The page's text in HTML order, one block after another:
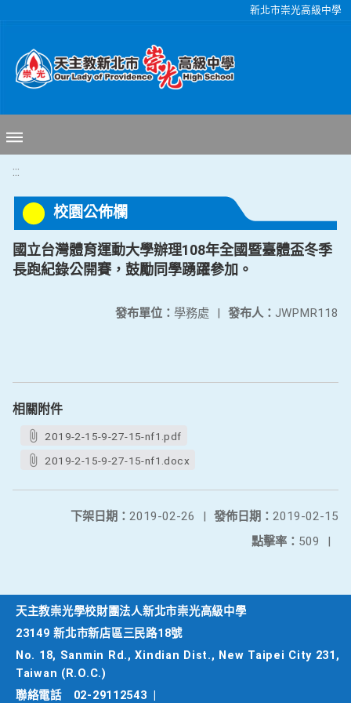
新北市崇光高級中學
:::
校園公佈欄
國立台灣體育運動大學辦理108年全國暨臺體盃冬季
長跑紀錄公開賽，鼓勵同學踴躍參加。
發布人： JWPMR118
發布單位： 學務處 |
相關附件
2019-2-15-9-27-15-nf1.pdf
2019-2-15-9-27-15-nf1.docx
發佈日期： 2019-02-15
下架日期： 2019-02-26
|
點擊率： 509 |
天主教崇光學校財團法人新北市崇光高級中學
23149 新北市新店區三民路18號
No. 18, Sanmin Rd., Xindian Dist., New Taipei City 231,
Taiwan (R.O.C.)
聯絡電話
02-29112543